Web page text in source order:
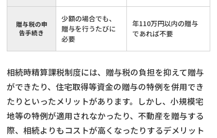
贈与税の申
告手続き
少額の場合でも、
贈与を行うたびに
必要
年110万円以内の贈与
であれば不要
相続時精算課税制度には、贈与税の負担を抑えて贈与
ができたり、住宅取得等資金の贈与の特例を併用でき
たりといったメリットがあります。しかし、小規模宅
地等の特例が適用されなかったり、不動産を贈与する
際、相続よりもコストが高くなったりするデメリット